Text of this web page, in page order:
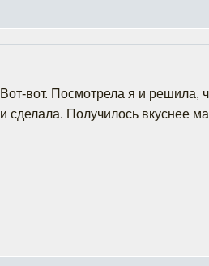
Вот-вот. Посмотрела я и решила,
и сделала. Получилось вкуснее